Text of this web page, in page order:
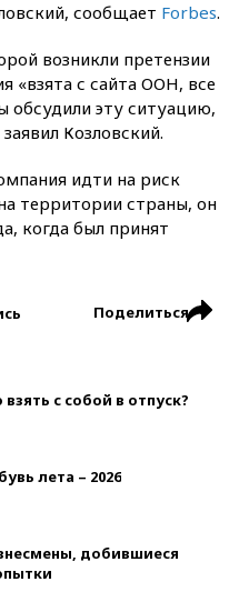
сообщает Forbes.
возникли претензии
«взята с сайта ООН, все
обсудили эту ситуацию,
Козловский.
идти на риск
территории страны, он
когда был принят
Поделиться
с собой в отпуск?
лета – 2026
добившиеся